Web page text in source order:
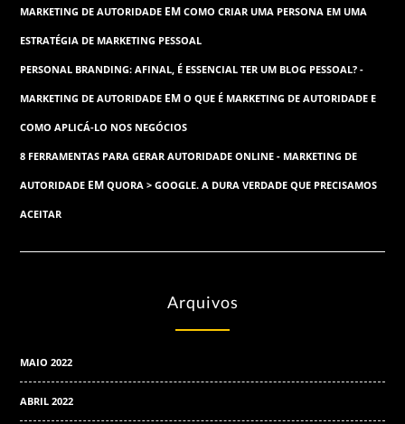
MARKETING DE AUTORIDADE EMCOMO CRIAR UMA PERSONA EM UMA
ESTRATÉGIA DE MARKETING PESSOAL
PERSONAL BRANDING: AFINAL, É ESSENCIAL TER UM BLOG PESSOAL? -
MARKETING DE AUTORIDADE EMO QUE É MARKETING DE AUTORIDADE E
COMO APLICÁ-LO NOS NEGÓCIOS
8 FERRAMENTAS PARA GERAR AUTORIDADE ONLINE - MARKETING DE
AUTORIDADE EMQUORA > GOOGLE. A DURA VERDADE QUE PRECISAMOS
ACEITAR
Arquivos
MAIO 2022
ABRIL 2022